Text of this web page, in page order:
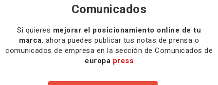
Comunicados
Si quieres mejorar el posicionamiento online de tu
marca, ahora puedes publicar tus notas de prensa o
comunicados de empresa en la sección de Comunicados de
europa press